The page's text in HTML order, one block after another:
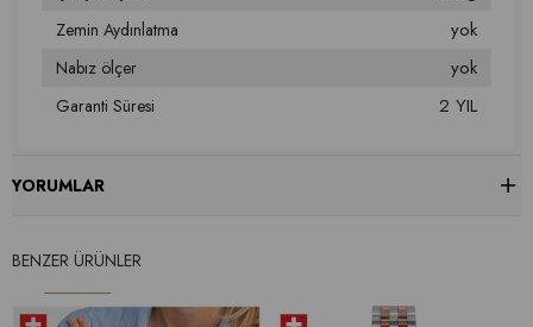
Zemin Aydınlatma yok
Nabız ölçer yok
Garanti Süresi 2 YIL
YORUMLAR
BENZER ÜRÜNLER